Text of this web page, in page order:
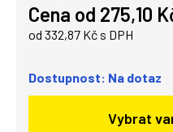
Cena od 275,10
od 332,87 Kč s DPH
Dostupnost: Na dotaz
Vybrat